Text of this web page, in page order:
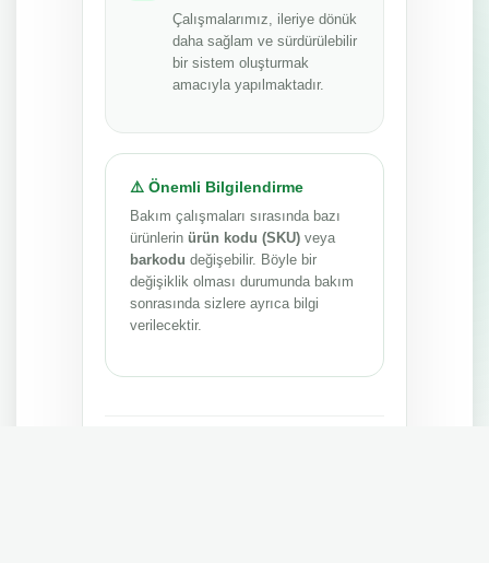
Çalışmalarımız, ileriye dönük
daha sağlam ve sürdürülebilir
bir sistem oluşturmak
amacıyla yapılmaktadır.
⚠️ Önemli Bilgilendirme
Bakım çalışmaları sırasında bazı
ürünlerin ürün kodu (SKU) veya
barkodu değişebilir. Böyle bir
değişiklik olması durumunda bakım
sonrasında sizlere ayrıca bilgi
verilecektir.